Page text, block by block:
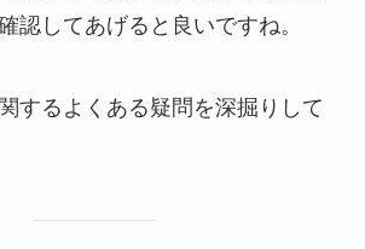
認してあげると良いですね。
するよくある疑問を深掘りして